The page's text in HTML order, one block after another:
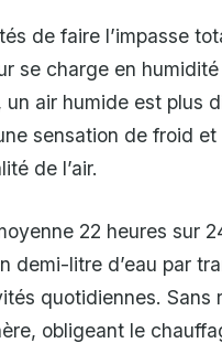
de faire l’impasse
se charge en
air humide est plus
sensation de froid et
de l’air.
22 heures sur
demi-litre d’eau par
quotidiennes.
obligeant le